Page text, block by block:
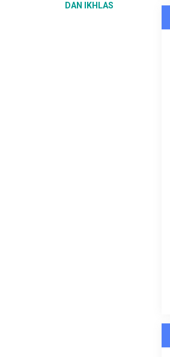
DAN IKHLAS